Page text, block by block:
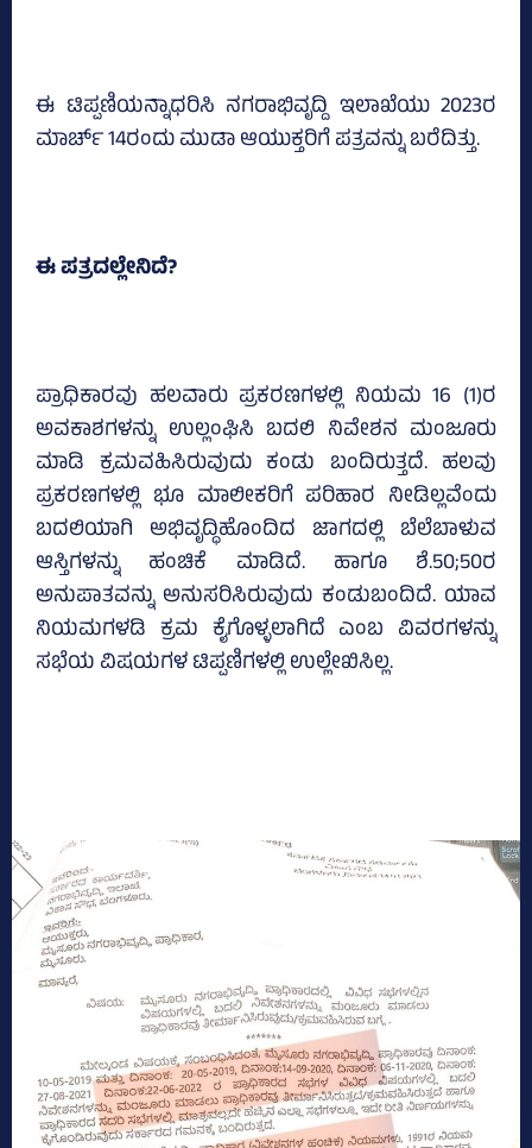
ಈ ಟಿಪ್ಪಣಿಯನ್ನಾಧರಿಸಿ ನಗರಾಭಿವೃದ್ದಿ ಇಲಾಖೆಯು 2023ರ
ಮಾರ್ಚ್‌ 14ರಂದು ಮುಡಾ ಆಯುಕ್ತರಿಗೆ ಪತ್ರವನ್ನು ಬರೆದಿತ್ತು.
ಈ ಪತ್ರದಲ್ಲೇನಿದೆ?
ಪ್ರಾಧಿಕಾರವು ಹಲವಾರು ಪ್ರಕರಣಗಳಲ್ಲಿ ನಿಯಮ 16 (1)ರ
ಅವಕಾಶಗಳನ್ನು ಉಲ್ಲಂಘಿಸಿ ಬದಲಿ ನಿವೇಶನ ಮಂಜೂರು
ಮಾಡಿ ಕ್ರಮವಹಿಸಿರುವುದು ಕಂಡು ಬಂದಿರುತ್ತದೆ. ಹಲವು
ಪ್ರಕರಣಗಳಲ್ಲಿ ಭೂ ಮಾಲೀಕರಿಗೆ ಪರಿಹಾರ ನೀಡಿಲ್ಲವೆಂದು
ಬದಲಿಯಾಗಿ ಅಭಿವೃದ್ಧಿಹೊಂದಿದ ಜಾಗದಲ್ಲಿ ಬೆಲೆಬಾಳುವ
ಆಸ್ತಿಗಳನ್ನು ಹಂಚಿಕೆ ಮಾಡಿದೆ. ಹಾಗೂ ಶೆ.50;50ರ
ಅನುಪಾತವನ್ನು ಅನುಸರಿಸಿರುವುದು ಕಂಡುಬಂದಿದೆ. ಯಾವ
ನಿಯಮಗಳಡಿ ಕ್ರಮ ಕೈಗೊಳ್ಳಲಾಗಿದೆ ಎಂಬ ವಿವರಗಳನ್ನು
ಸಭೆಯ ವಿಷಯಗಳ ಟಿಪ್ಪಣಿಗಳಲ್ಲಿ ಉಲ್ಲೇಖಿಸಿಲ್ಲ.